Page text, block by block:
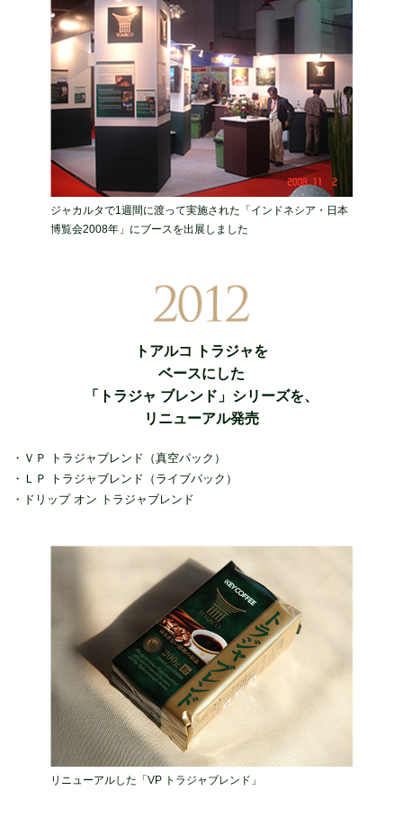
ジャカルタで1週間に渡って実施された「インドネシア・日本
博覧会2008年」にブースを出展しました
トアルコ トラジャを
ベースにした
「トラジャ ブレンド」シリーズを、
リニューアル発売
・ＶＰ トラジャブレンド（真空パック）
・ＬＰ トラジャブレンド（ライブパック）
・ドリップ オン トラジャブレンド
リニューアルした「VP トラジャブレンド」